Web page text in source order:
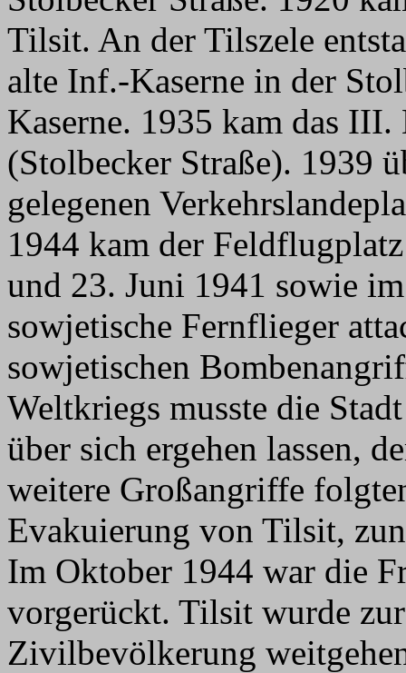
Tilsit. An der Tilszele
alte Inf.-Kaserne in der
Kaserne. 1935 kam das
(Stolbecker Straße). 1939
gelegenen
1944 kam der
und 23. Juni 1941 sowie
sowjetische Fernflieger
sowjetischen
Weltkriegs musste die
über sich ergehen lassen,
weitere Großangriffe
Evakuierung von Tilsit,
Im Oktober 1944 war die
vorgerückt. Tilsit wurde
Zivilbevölkerung